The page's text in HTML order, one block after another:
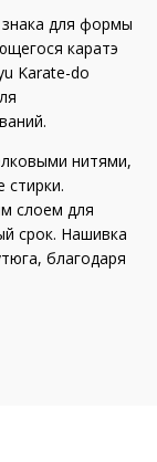
знака для формы
каратэ
Karate-do
нитями,
слоем для
срок. Нашивка
благодаря